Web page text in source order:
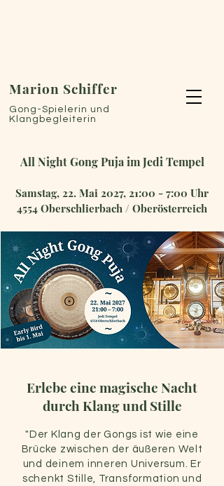
Marion Schiffer
Gong-Spielerin und
Klangbegleiterin
All Night Gong Puja im Jedi Tempel
Samstag, 22. Mai 2027, 21:00 - 7:00 Uhr
4554 Oberschlierbach / Oberösterreich
Erlebe eine magische Nacht
durch Klang und Stille
"Der Klang der Gongs ist wie eine
Brücke zwischen der äußeren Welt
und deinem inneren Universum. Er
schenkt Stille, Transformation und